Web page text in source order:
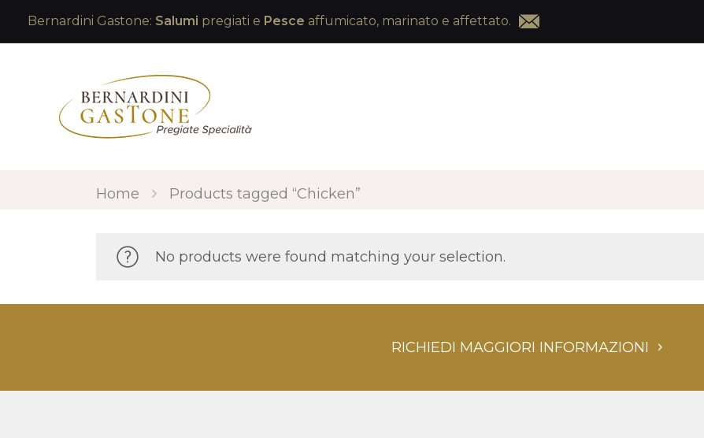
Bernardini Gastone: Salumi pregiati e Pesce affumicato, marinato e affettato.
Home Products tagged “Chicken”
No products were found matching your selection.
RICHIEDI MAGGIORI INFORMAZIONI